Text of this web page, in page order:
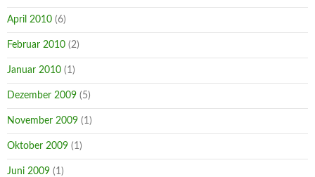
April 2010 (6)
Februar 2010 (2)
Januar 2010 (1)
Dezember 2009 (5)
November 2009 (1)
Oktober 2009 (1)
Juni 2009 (1)